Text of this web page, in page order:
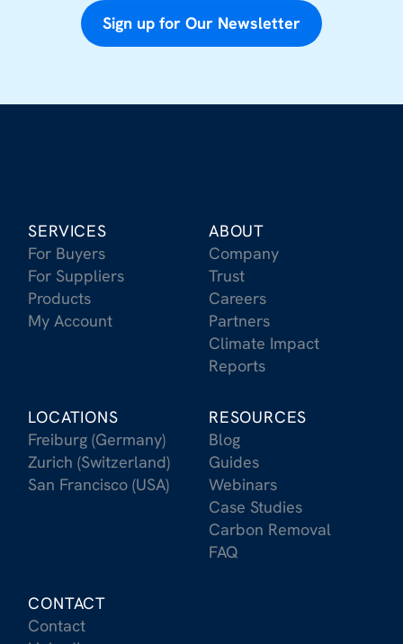
Sign up for Our Newsletter
SERVICES
For Buyers
For Suppliers
Products
My Account
ABOUT
Company
Trust
Careers
Partners
Climate Impact
Reports
LOCATIONS
Freiburg (Germany)
Zurich (Switzerland)
San Francisco (USA)
RESOURCES
Blog
Guides
Webinars
Case Studies
Carbon Removal
FAQ
CONTACT
Contact